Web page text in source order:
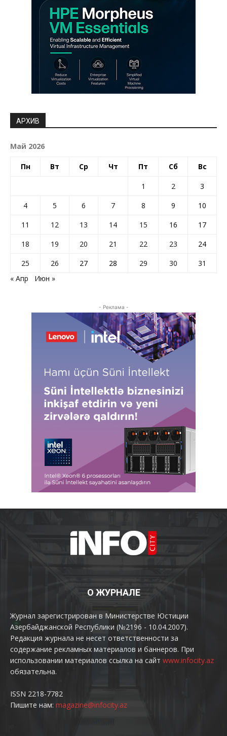
АРХИВ
Май 2026
Пн Вт Ср Чт Пт Сб Вс
1 2
3
4
5 6 7 8 9
10
11
12 13 14 15 16
17
18
19 20 21 22 23
24
25
26 27 28 29 30
31
« Апр
Июн »
- Реклама -
О ЖУРНАЛЕ
Журнал зарегистрирован в Министерстве Юстиции
Азербайджанской Республики (№2196 - 10.04.2007).
Редакция журнала не несет ответственности за
содержание рекламных материалов и баннеров. При
использовании материалов ссылка на сайт www.infocity.az
обязательна.
ISSN 2218-7782
Пишите нам: magazine@infocity.az